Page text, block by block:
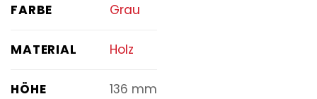
FARBE Grau
MATERIAL Holz
HÖHE 136 mm